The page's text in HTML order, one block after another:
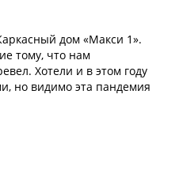
дом «Макси 1».
тому, что нам
Хотели и в этом году
но видимо эта пандемия